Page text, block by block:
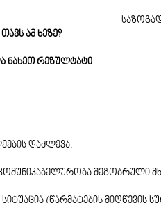
ამ ხეზე?
ნახეთ რეზულტატი
დაძლევა.
მეგობრული
(წარმატების მიღწევის